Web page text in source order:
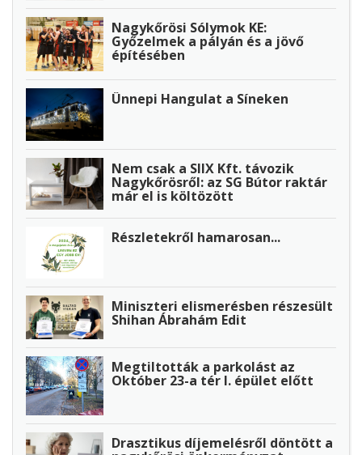
Nagykőrösi Sólymok KE:
Győzelmek a pályán és a jövő
építésében
Ünnepi Hangulat a Síneken
Nem csak a SIIX Kft. távozik
Nagykőrösről: az SG Bútor raktár
már el is költözött
Részletekről hamarosan...
Miniszteri elismerésben részesült
Shihan Ábrahám Edit
Megtiltották a parkolást az
Október 23-a tér I. épület előtt
Drasztikus díjemelésről döntött a